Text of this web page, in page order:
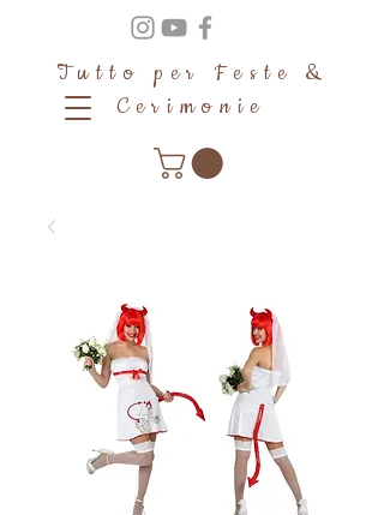
Tutto per Feste &
Cerimonie